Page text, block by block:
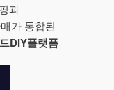
과
가 통합된
DIY플랫폼